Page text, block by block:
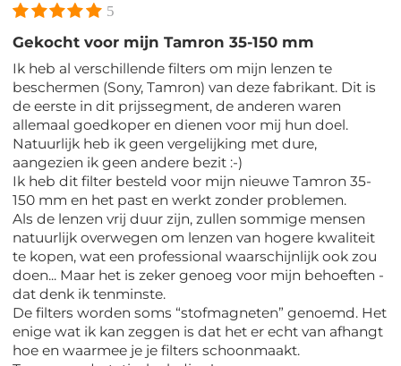
5
Gekocht voor mijn Tamron 35-150 mm
Ik heb al verschillende filters om mijn lenzen te
beschermen (Sony, Tamron) van deze fabrikant. Dit is
de eerste in dit prijssegment, de anderen waren
allemaal goedkoper en dienen voor mij hun doel.
Natuurlijk heb ik geen vergelijking met dure,
aangezien ik geen andere bezit :-)
Ik heb dit filter besteld voor mijn nieuwe Tamron 35-
150 mm en het past en werkt zonder problemen.
Als de lenzen vrij duur zijn, zullen sommige mensen
natuurlijk overwegen om lenzen van hogere kwaliteit
te kopen, wat een professional waarschijnlijk ook zou
doen... Maar het is zeker genoeg voor mijn behoeften -
dat denk ik tenminste.
De filters worden soms “stofmagneten” genoemd. Het
enige wat ik kan zeggen is dat het er echt van afhangt
hoe en waarmee je je filters schoonmaakt.